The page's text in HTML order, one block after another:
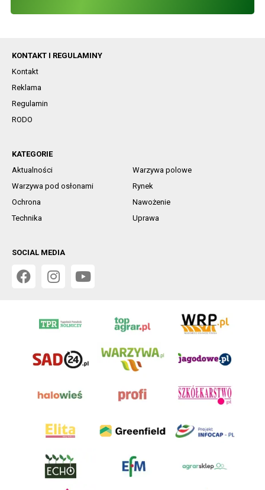
KONTAKT I REGULAMINY
Kontakt
Reklama
Regulamin
RODO
KATEGORIE
Aktualności
Warzywa polowe
Warzywa pod osłonami
Rynek
Ochrona
Nawożenie
Technika
Uprawa
SOCIAL MEDIA